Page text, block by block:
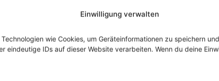
Einwilligung verwalten
wie Cookies, um Geräteinformationen zu speichern
eindeutige IDs auf dieser Website verarbeiten. Wenn du deine